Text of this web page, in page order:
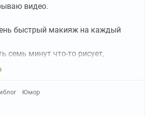
видео.
быстрый макияж на каждый
семь минут что-то рисует,
и запекает.
решила, буду сегодня красивой
Юмор